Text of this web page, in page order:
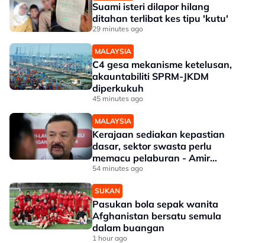
Suami isteri dilapor hilang
ditahan terlibat kes tipu 'kutu'
29 minutes ago
MALAYSIA
C4 gesa mekanisme ketelusan,
akauntabiliti SPRM-JKDM
diperkukuh
45 minutes ago
MALAYSIA
Kerajaan sediakan kepastian
dasar, sektor swasta perlu
memacu pelaburan - Amir
Hamzah
54 minutes ago
SUKAN
Pasukan bola sepak wanita
Afghanistan bersatu semula
dalam buangan
1 hour ago